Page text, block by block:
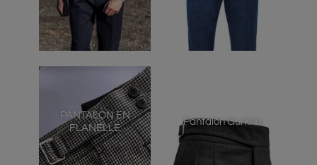
PANTALON EN
FLANELLE
Pantalon Gurkha